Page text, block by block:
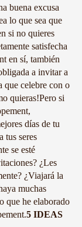
buena excusa
lo que sea que
si no quieres
satisfecha
en sí, también
a invitar a
que celebre con o
quieras!Pero si
días de tu
tus seres
se esté
¿Les
¿Viajará la
muchas
que he elaborado
5 IDEAS